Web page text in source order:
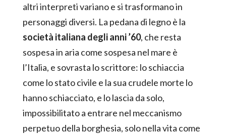
altri interpreti variano e si trasformano in
personaggi diversi. La pedana di legno è la
società italiana degli anni ’60, che resta
sospesa in aria come sospesa nel mare è
l’Italia, e sovrasta lo scrittore: lo schiaccia
come lo stato civile e la sua crudele morte lo
hanno schiacciato, e lo lascia da solo,
impossibilitato a entrare nel meccanismo
perpetuo della borghesia, solo nella vita come